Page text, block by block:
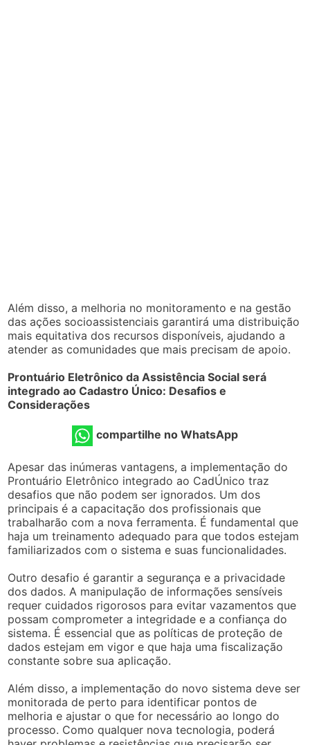
Além disso, a melhoria no monitoramento e na gestão
das ações socioassistenciais garantirá uma distribuição
mais equitativa dos recursos disponíveis, ajudando a
atender as comunidades que mais precisam de apoio.
Prontuário Eletrônico da Assistência Social será
integrado ao Cadastro Único: Desafios e
Considerações
compartilhe no WhatsApp
Apesar das inúmeras vantagens, a implementação do
Prontuário Eletrônico integrado ao CadÚnico traz
desafios que não podem ser ignorados. Um dos
principais é a capacitação dos profissionais que
trabalharão com a nova ferramenta. É fundamental que
haja um treinamento adequado para que todos estejam
familiarizados com o sistema e suas funcionalidades.
Outro desafio é garantir a segurança e a privacidade
dos dados. A manipulação de informações sensíveis
requer cuidados rigorosos para evitar vazamentos que
possam comprometer a integridade e a confiança do
sistema. É essencial que as políticas de proteção de
dados estejam em vigor e que haja uma fiscalização
constante sobre sua aplicação.
Além disso, a implementação do novo sistema deve ser
monitorada de perto para identificar pontos de
melhoria e ajustar o que for necessário ao longo do
processo. Como qualquer nova tecnologia, poderá